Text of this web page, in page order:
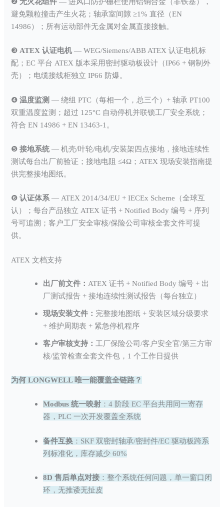
避免颗粒撞击产生火花；轴承室间隙 ≥1% 直径（EN
14986）；所有运动部件无金属对金属直接接触。
❸ATEX 认证电机 — WEG/Siemens/ABB ATEX 认证电机标
配；EC 平台 ATEX 版本采用密封驱动板设计（IP66 + 钢制外
壳）；电缆接线柜独立 IP66 防爆。
❹温度监测 — 绕组 PTC（每相一个，总三个）+ 轴承 PT100
双重温度监测；超过 125°C 自动停机并联锁工厂安全系统；
符合 EN 14986 + EN 13463-1。
❺接地系统— 机壳/叶轮/电机/安装架四点接地，接地连续性
测试每台出厂前验证；接地电阻 ≤4Ω；ATEX 现场安装指南提
供完整接地图纸。
❻认证体系 — ATEX 2014/34/EU + IECEx Scheme（全球互
认）；每台产品独立 ATEX 证书 + Notified Body 编号 + 序列
号可追溯；客户工厂安全审核/保险公司审核全套文件可提
供。
ATEX 文档支持
出厂前文件： ATEX 证书 + Notified Body 编号 + 出
厂测试报告 + 接地连续性测试报告（每台独立）
现场安装文件： 完整接地图纸 + 安装区域分级要求
+ 维护周期表 + 紧急停机程序
客户审核支持： 工厂保险公司/客户安全官/第三方审
核/监管检查全套文件包，1 个工作日提供
为何 LONGWELL 唯一能覆盖全链路？
Modbus 统一映射 ：4 阶段 EC 平台共用同一寄存
器，PLC 一次开发覆盖全系统
备件互换 ：SKF 双密封轴承/密封件/EC 驱动板跨系
列标准化，库存减少 60%
8D 售后单点对接 ：整个系统任何问题，单一窗口闭
环，无推诿无扯皮